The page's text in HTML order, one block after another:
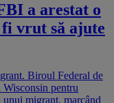
a arestat o
vrut să ajute
Biroul Federal de
pentru
unui migrant, marcând